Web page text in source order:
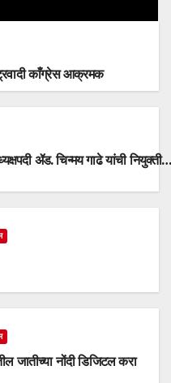
काँग्रेस आक्रमक
ॲड. चिन्मय गाढे यांची नियुक्ती…
जातीच्या नोंदी डिजिटल करा